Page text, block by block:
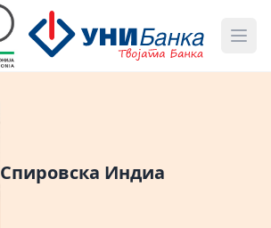
Спировска Индиа